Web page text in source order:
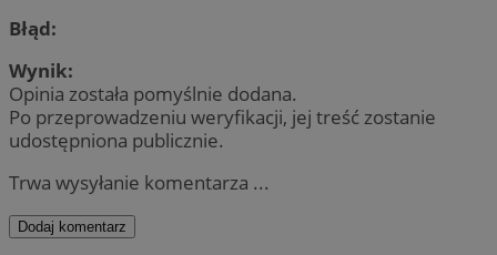
Błąd:
Wynik:
Opinia została pomyślnie dodana.
Po przeprowadzeniu weryfikacji, jej treść zostanie
udostępniona publicznie.
Trwa wysyłanie komentarza ...
Dodaj komentarz